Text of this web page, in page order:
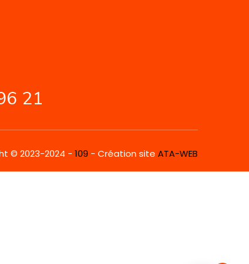
21
© 2023-2024 - 109 - Création site ATA-WEB